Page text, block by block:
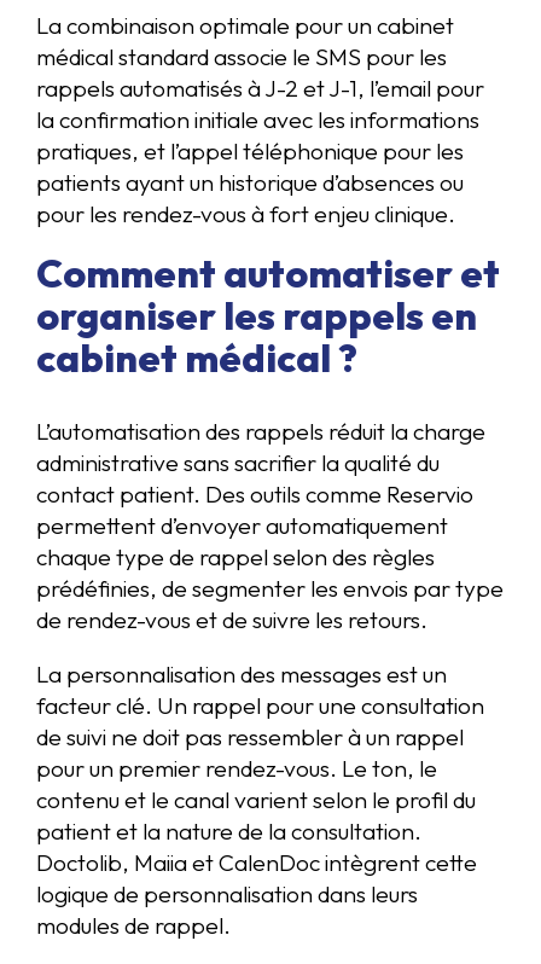
La combinaison optimale pour un cabinet
médical standard associe le SMS pour les
rappels automatisés à J-2 et J-1, l’email pour
la confirmation initiale avec les informations
pratiques, et l’appel téléphonique pour les
patients ayant un historique d’absences ou
pour les rendez-vous à fort enjeu clinique.
Comment automatiser et
organiser les rappels en
cabinet médical ?
L’automatisation des rappels réduit la charge
administrative sans sacrifier la qualité du
contact patient. Des outils comme Reservio
permettent d’envoyer automatiquement
chaque type de rappel selon des règles
prédéfinies, de segmenter les envois par type
de rendez-vous et de suivre les retours.
La personnalisation des messages est un
facteur clé. Un rappel pour une consultation
de suivi ne doit pas ressembler à un rappel
pour un premier rendez-vous. Le ton, le
contenu et le canal varient selon le profil du
patient et la nature de la consultation.
Doctolib, Maiia et CalenDoc intègrent cette
logique de personnalisation dans leurs
modules de rappel.